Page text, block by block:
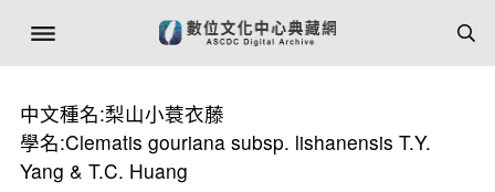
中文種名:梨山小蓑衣藤
學名:Clematis gouriana subsp. lishanensis T.Y.
Yang & T.C. Huang